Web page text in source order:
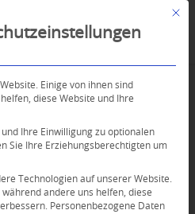
Mit
Einige von ihnen sind
diese Website und Ihre
Ihre Einwilligung zu optionalen
Sie Ihre Erziehungsberechtigten um
Technologien auf unserer Website.
andere uns helfen, diese
Personenbezogene Daten